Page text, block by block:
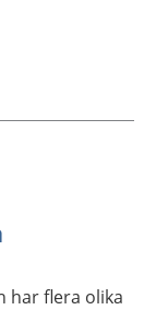
har flera olika